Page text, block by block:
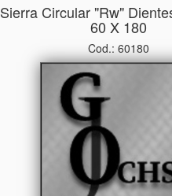
Sierra Circular "rw"
60 X 180
Cod.: 60180